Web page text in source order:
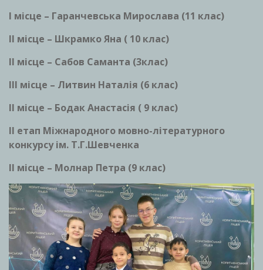
І місце – Гаранчевська Мирослава (11 клас)
ІІ місце – Шкрамко Яна ( 10 клас)
ІІ місце – Сабов Саманта (3клас)
ІІІ місце – Литвин Наталія (6 клас)
ІІ місце – Бодак Анастасія ( 9 клас)
ІІ етап Міжнародного мовно-літературного
конкурсу ім. Т.Г.Шевченка
ІІ місце – Молнар Петра (9 клас)